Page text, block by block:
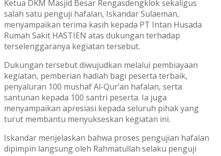
Ketua DKM Masjid Besar Rengasdengklok sekaligus
salah satu penguji hafalan, Iskandar Sulaeman,
menyampaikan terima kasih kepada PT Intan Husada
Rumah Sakit HASTIEN atas dukungan terhadap
terselenggaranya kegiatan tersebut.
Dukungan tersebut diwujudkan melalui pembiayaan
kegiatan, pemberian hadiah bagi peserta terbaik,
penyaluran 100 mushaf Al-Qur’an hafalan, serta
santunan kepada 100 santri peserta. Ia juga
menyampaikan apresiasi kepada seluruh pihak yang
turut membantu menyukseskan kegiatan ini.
Iskandar menjelaskan bahwa proses pengujian hafalan
dipimpin langsung oleh Rahmatullah selaku penguji